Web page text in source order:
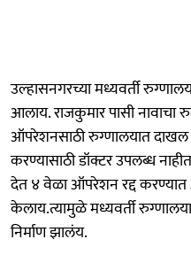
उल्हासनगरच्या मध्यवर्ती
आलाय. राजकुमार पासी नावाचा
ऑपरेशनसाठी रुग्णालयात
करण्यासाठी डॉक्टर उपलब्ध
देत ४ वेळा ऑपरेशन रद्द
केलाय.त्यामुळे मध्यवर्ती
निर्माण झालंय.